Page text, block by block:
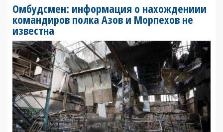
Омбудсмен: информация о нахождениии
командиров полка Азов и Морпехов не
известна